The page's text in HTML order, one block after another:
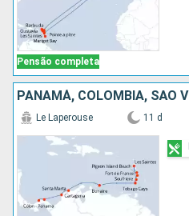
Pensão completa
Le Laperouse 11 d